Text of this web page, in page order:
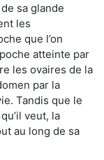
sa glande
les
que l’on
atteinte par
les ovaires de la
par la
Tandis que le
veut, la
au long de sa